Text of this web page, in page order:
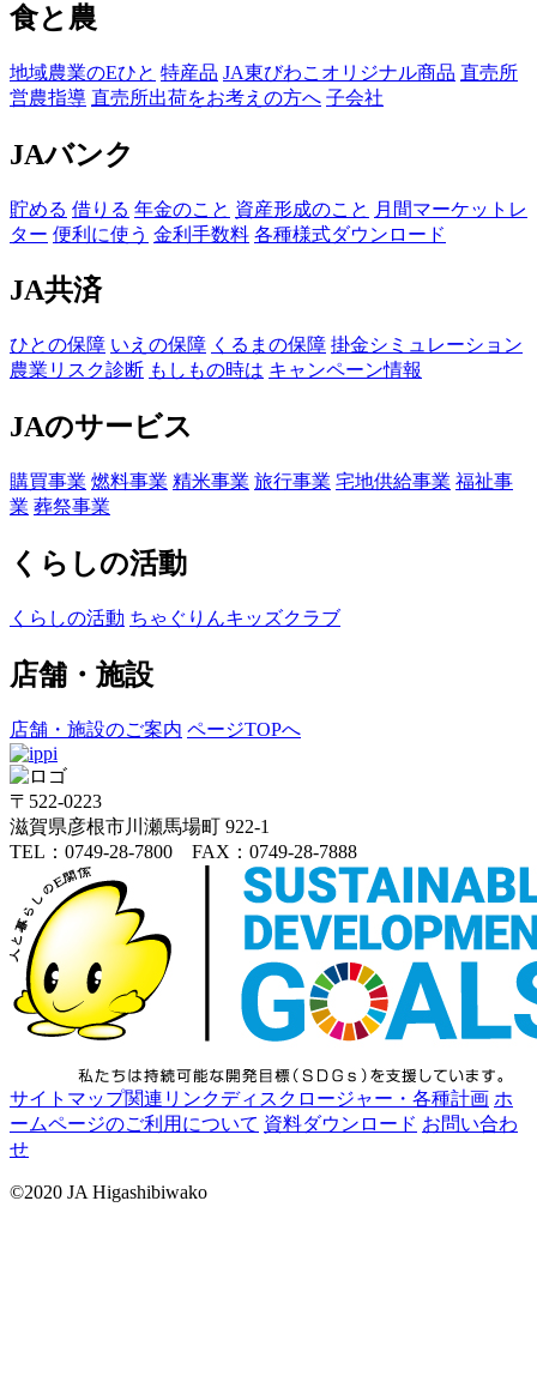
食と農
地域農業のEひと 特産品 JA東びわこオリジナル商品 直売所
営農指導 直売所出荷をお考えの方へ 子会社
JAバンク
貯める 借りる 年金のこと 資産形成のこと 月間マーケットレ
ター 便利に使う 金利手数料 各種様式ダウンロード
JA共済
ひとの保障 いえの保障 くるまの保障 掛金シミュレーション
農業リスク診断 もしもの時は キャンペーン情報
JAのサービス
購買事業 燃料事業 精米事業 旅行事業 宅地供給事業 福祉事
業 葬祭事業
くらしの活動
くらしの活動 ちゃぐりんキッズクラブ
店舗・施設
店舗・施設のご案内 ページTOPへ
〒522-0223
滋賀県彦根市川瀬馬場町 922-1
TEL：0749-28-7800 FAX：0749-28-7888
サイトマップ関連リンクディスクロージャー・各種計画 ホ
ームページのご利用について 資料ダウンロード お問い合わ
せ
©2020 JA Higashibiwako